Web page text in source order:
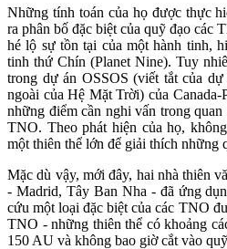
Những tính toán của họ được thực
ra phân bố đặc biệt của quỹ đạo các
hé lộ sự tồn tại của một hành tinh,
tinh thứ Chín (Planet Nine). Tuy
trong dự án OSSOS (viết tắt của
ngoài của Hệ Mặt Trời) của
những điểm cần nghi vấn trong quan
TNO. Theo phát hiện của họ,
một thiên thể lớn để giải thích những
Mặc dù vậy, mới đây, hai nhà thiên
- Madrid, Tây Ban Nha - đã ứng
cứu một loại đặc biệt của các TNO
TNO - những thiên thể có khoảng
150 AU và không bao giờ cắt vào